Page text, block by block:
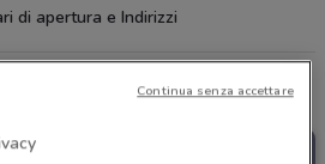
di apertura e Indirizzi
EoloContinua senza accettare